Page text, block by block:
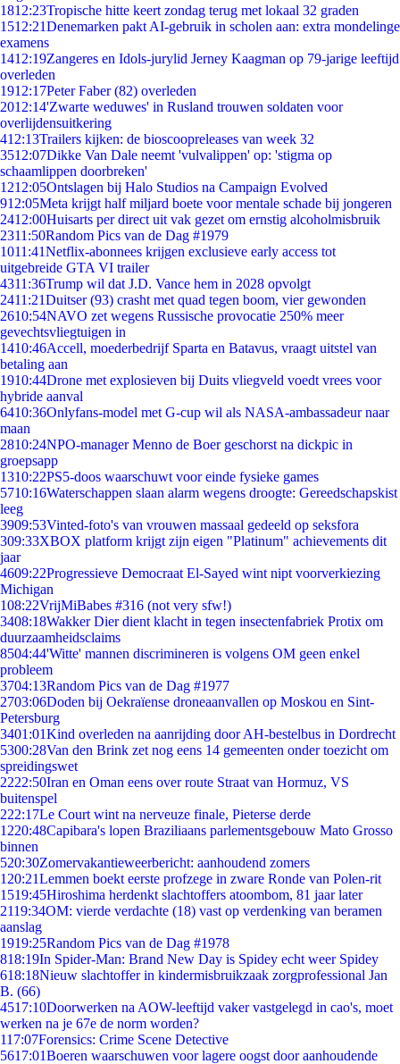
1812:23Tropische hitte keert zondag terug met lokaal 32 graden
1512:21Denemarken pakt AI-gebruik in scholen aan: extra mondelinge
examens
1412:19Zangeres en Idols-jurylid Jerney Kaagman op 79-jarige leeftijd
overleden
1912:17Peter Faber (82) overleden
2012:14'Zwarte weduwes' in Rusland trouwen soldaten voor
overlijdensuitkering
412:13Trailers kijken: de bioscoopreleases van week 32
3512:07Dikke Van Dale neemt 'vulvalippen' op: 'stigma op
schaamlippen doorbreken'
1212:05Ontslagen bij Halo Studios na Campaign Evolved
912:05Meta krijgt half miljard boete voor mentale schade bij jongeren
2412:00Huisarts per direct uit vak gezet om ernstig alcoholmisbruik
2311:50Random Pics van de Dag #1979
1011:41Netflix-abonnees krijgen exclusieve early access tot
uitgebreide GTA VI trailer
4311:36Trump wil dat J.D. Vance hem in 2028 opvolgt
2411:21Duitser (93) crasht met quad tegen boom, vier gewonden
2610:54NAVO zet wegens Russische provocatie 250% meer
gevechtsvliegtuigen in
1410:46Accell, moederbedrijf Sparta en Batavus, vraagt uitstel van
betaling aan
1910:44Drone met explosieven bij Duits vliegveld voedt vrees voor
hybride aanval
6410:36Onlyfans-model met G-cup wil als NASA-ambassadeur naar
maan
2810:24NPO-manager Menno de Boer geschorst na dickpic in
groepsapp
1310:22PS5-doos waarschuwt voor einde fysieke games
5710:16Waterschappen slaan alarm wegens droogte: Gereedschapskist
leeg
3909:53Vinted-foto's van vrouwen massaal gedeeld op seksfora
309:33XBOX platform krijgt zijn eigen "Platinum" achievements dit
jaar
4609:22Progressieve Democraat El-Sayed wint nipt voorverkiezing
Michigan
108:22VrijMiBabes #316 (not very sfw!)
3408:18Wakker Dier dient klacht in tegen insectenfabriek Protix om
duurzaamheidsclaims
8504:44'Witte' mannen discrimineren is volgens OM geen enkel
probleem
3704:13Random Pics van de Dag #1977
2703:06Doden bij Oekraïense droneaanvallen op Moskou en Sint-
Petersburg
3401:01Kind overleden na aanrijding door AH-bestelbus in Dordrecht
5300:28Van den Brink zet nog eens 14 gemeenten onder toezicht om
spreidingswet
2222:50Iran en Oman eens over route Straat van Hormuz, VS
buitenspel
222:17Le Court wint na nerveuze finale, Pieterse derde
1220:48Capibara's lopen Braziliaans parlementsgebouw Mato Grosso
binnen
520:30Zomervakantieweerbericht: aanhoudend zomers
1 20:21Lemmen boekt eerste profzege in zware Ronde van Polen-rit
1519:45Hiroshima herdenkt slachtoffers atoombom, 81 jaar later
2119:34OM: vierde verdachte (18) vast op verdenking van beramen
aanslag
1919:25Random Pics van de Dag #1978
818:19In Spider-Man: Brand New Day is Spidey echt weer Spidey
618:18Nieuw slachtoffer in kindermisbruikzaak zorgprofessional Jan
B. (66)
4517:10Doorwerken na AOW-leeftijd vaker vastgelegd in cao's, moet
werken na je 67e de norm worden?
117:07Forensics: Crime Scene Detective
5617:01Boeren waarschuwen voor lagere oogst door aanhoudende